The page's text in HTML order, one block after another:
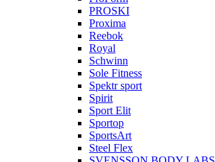
PROSKI
Proxima
Reebok
Royal
Schwinn
Sole Fitness
Spektr sport
Spirit
Sport Elit
Sportop
SportsArt
Steel Flex